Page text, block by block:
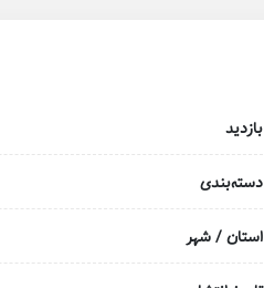
بازدید
دسته‌بندی
استان / شهر